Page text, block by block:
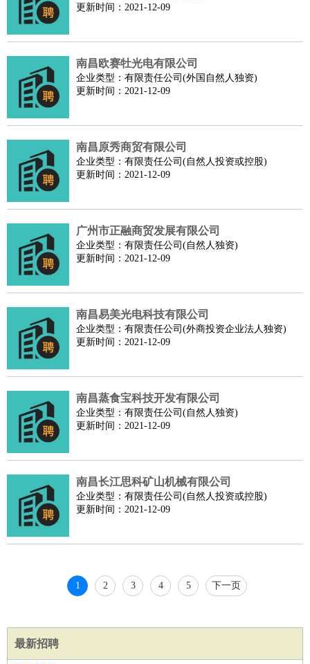
更新时间：2021-12-09
南昌欧赛牡光电有限公司
企业类型：有限责任公司(外国自然人独资)
更新时间：2021-12-09
南昌原秀商贸有限公司
企业类型：有限责任公司(自然人投资或控股)
更新时间：2021-12-09
广州市正融商贸发展有限公司
企业类型：有限责任公司(自然人独资)
更新时间：2021-12-09
南昌易美光电科技有限公司
企业类型：有限责任公司(外商投资企业法人独资)
更新时间：2021-12-09
南昌蒸食宝科技开发有限公司
企业类型：有限责任公司(自然人独资)
更新时间：2021-12-09
南昌长江思科矿山机械有限公司
企业类型：有限责任公司(自然人投资或控股)
更新时间：2021-12-09
1 2 3 4 5 下一页
最新招聘